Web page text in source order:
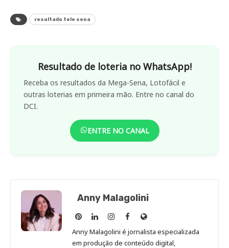
resultado tele sena
Resultado de loteria no WhatsApp!
Receba os resultados da Mega-Sena, Lotofácil e
outras loterias em primeira mão. Entre no canal do
DCI.
ENTRE NO CANAL
Anny Malagolini
Anny
Malagolini
no
Anny
Malagolini
no
Anny
Malagolini
no
Anny
Malagolini
no
Site
de
Anny
Anny Malagolini é jornalista especializada
em produção de conteúdo digital,